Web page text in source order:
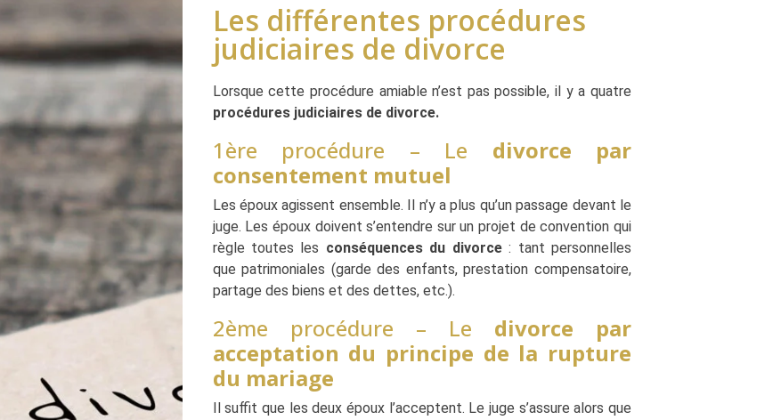
Les différentes procédures
judiciaires de divorce
Lorsque cette procédure amiable n’est pas possible, il y a quatre
procédures judiciaires de divorce.
1ère procédure – Le divorce par
consentement mutuel
Les époux agissent ensemble. Il n’y a plus qu’un passage devant le
juge. Les époux doivent s’entendre sur un projet de convention qui
règle toutes les conséquences du divorce: tant personnelles
que patrimoniales (garde des enfants, prestation compensatoire,
partage des biens et des dettes, etc.).
2ème procédure – Le divorce par
acceptation du principe de la rupture
du mariage
Il suffit que les deux époux l’acceptent. Le juge s’assure alors que